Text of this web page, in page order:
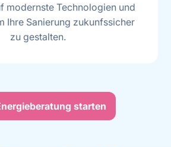
modernste Technologien und
Ihre Sanierung zukunfssicher
zu gestalten.
starten